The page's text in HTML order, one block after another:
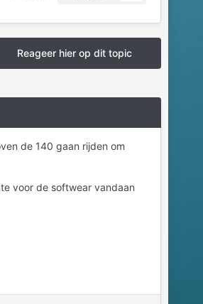
Reageer hier op dit topic
de 140 gaan rijden om
voor de softwear vandaan